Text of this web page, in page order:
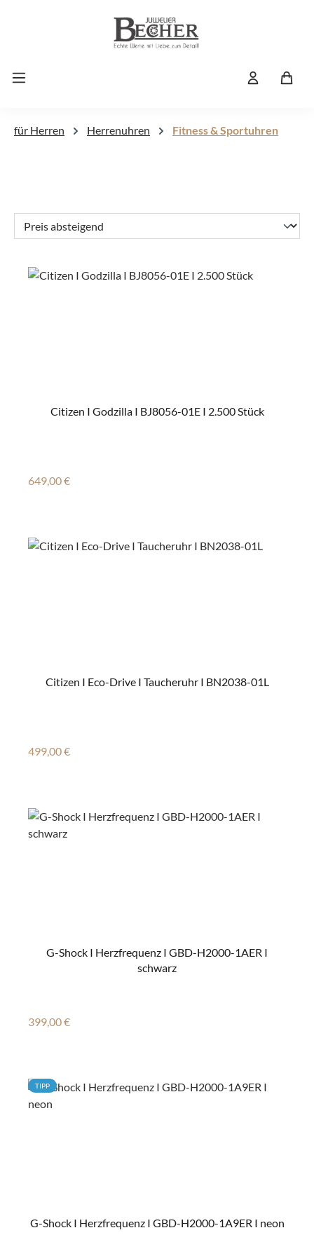
Zum Hauptinhalt springen
für Herren Herrenuhren Fitness & Sportuhren
Citizen I Godzilla I BJ8056-01E I 2.500 Stück
Regulärer Preis:
649,00 €
Citizen I Eco-Drive I Taucheruhr I BN2038-01L
Regulärer Preis:
499,00 €
G-Shock I Herzfrequenz I GBD-H2000-1AER I
schwarz
Regulärer Preis:
399,00 €
TIPP
G-Shock I Herzfrequenz I GBD-H2000-1A9ER I neon